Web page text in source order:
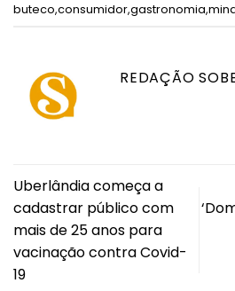
buteco,consumidor,gastronomia,
REDAÇÃO
Uberlândia começa a
cadastrar público com
mais de 25 anos para
vacinação contra Covid-
19